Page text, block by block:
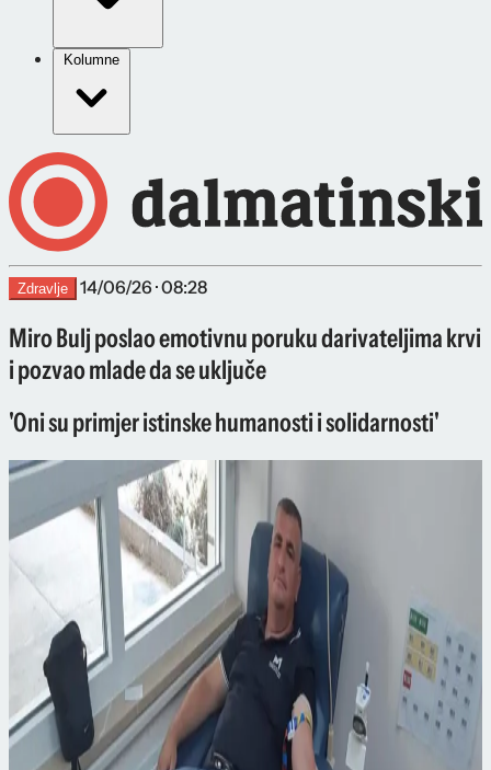
Kolumne
Zdravlje 14/06/26 · 08:28
Miro Bulj poslao emotivnu poruku darivateljima krvi
i pozvao mlade da se uključe
'Oni su primjer istinske humanosti i solidarnosti'